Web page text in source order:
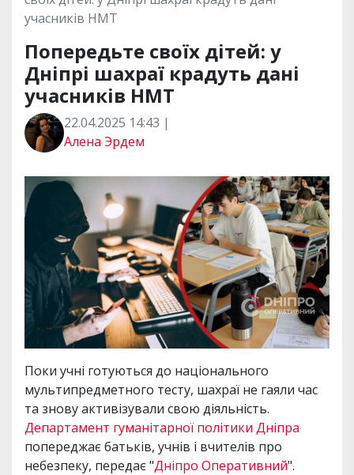
учасників НМТ
Попередьте своїх дітей: у
Дніпрі шахраї крадуть дані
учасників НМТ
22.04.2025 14:43 |
Алена Эрдем
Поки учні готуються до національного
мультипредметного тесту, шахраї не гаяли час
та знову активізували свою діяльність.
Департамент гуманітарної політики Дніпра
попереджає батьків, учнів і вчителів про
небезпеку, передає "Дніпро Оперативний".